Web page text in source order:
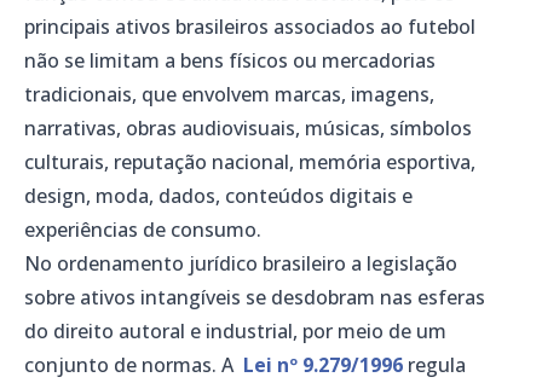
principais ativos brasileiros associados ao futebol
não se limitam a bens físicos ou mercadorias
tradicionais, que envolvem marcas, imagens,
narrativas, obras audiovisuais, músicas, símbolos
culturais, reputação nacional, memória esportiva,
design, moda, dados, conteúdos digitais e
experiências de consumo.
No ordenamento jurídico brasileiro a legislação
sobre ativos intangíveis se desdobram nas esferas
do direito autoral e industrial, por meio de um
conjunto de normas. A Lei nº 9.279/1996 regula